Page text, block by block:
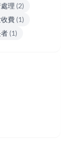
理 (2)
費 (1)
(1)